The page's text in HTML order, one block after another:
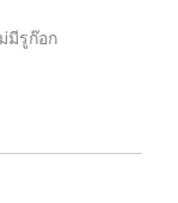
มีรูก๊อก